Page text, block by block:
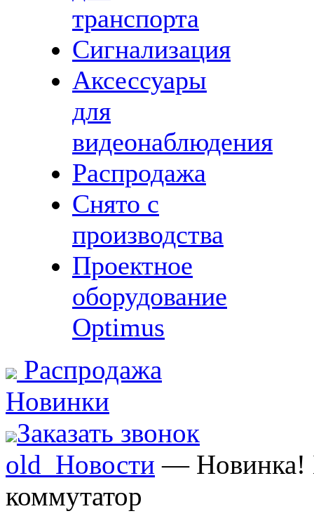
транспорта
Сигнализация
Аксессуары
для
видеонаблюдения
Распродажа
Снято с
производства
Проектное
оборудование
Optimus
Распродажа
Новинки
Заказать звонок
old_Новости — Новинка!
коммутатор